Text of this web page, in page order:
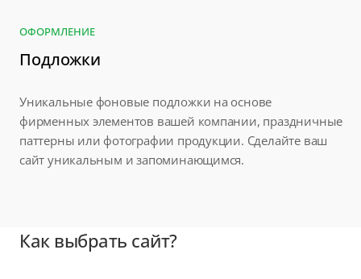
ОФОРМЛЕНИЕ
Подложки
Уникальные фоновые подложки на основе
фирменных элементов вашей компании, праздничные
паттерны или фотографии продукции. Сделайте ваш
сайт уникальным и запоминающимся.
Как выбрать сайт?